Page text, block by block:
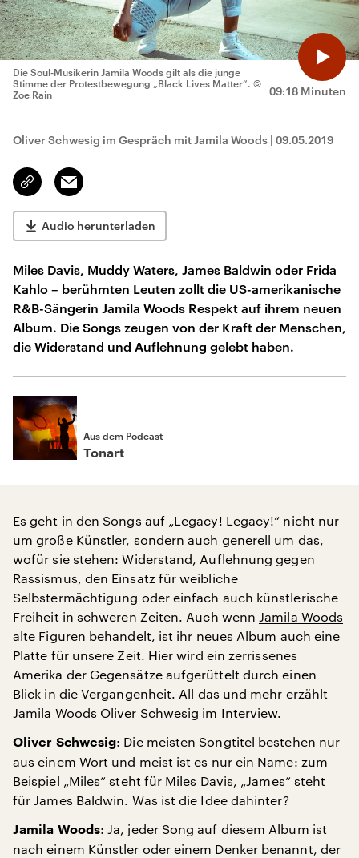
09:18 Minuten
Die Soul-Musikerin Jamila Woods gilt als die junge
Stimme der Protestbewegung „Black Lives Matter“. ©
Zoe Rain
Oliver Schwesig im Gespräch mit Jamila Woods | 09.05.2019
Link
kopieren/teilen
Email
Audio herunterladen
Miles Davis, Muddy Waters, James Baldwin oder Frida
Kahlo – berühmten Leuten zollt die US-amerikanische
R&B-Sängerin Jamila Woods Respekt auf ihrem neuen
Album. Die Songs zeugen von der Kraft der Menschen,
die Widerstand und Auflehnung gelebt haben.
Aus dem Podcast
Tonart
Es geht in den Songs auf „Legacy! Legacy!“ nicht nur
um große Künstler, sondern auch generell um das,
wofür sie stehen: Widerstand, Auflehnung gegen
Rassismus, den Einsatz für weibliche
Selbstermächtigung oder einfach auch künstlerische
Freiheit in schweren Zeiten. Auch wennJamila Woods
alte Figuren behandelt, ist ihr neues Album auch eine
Platte für unsere Zeit. Hier wird ein zerrissenes
Amerika der Gegensätze aufgerüttelt durch einen
Blick in die Vergangenheit. All das und mehr erzählt
Jamila Woods Oliver Schwesig im Interview.
Oliver Schwesig: Die meisten Songtitel bestehen nur
aus einem Wort und meist ist es nur ein Name: zum
Beispiel „Miles“ steht für Miles Davis, „James“ steht
für James Baldwin. Was ist die Idee dahinter?
Jamila Woods: Ja, jeder Song auf diesem Album ist
nach einem Künstler oder einem Denker benannt, der